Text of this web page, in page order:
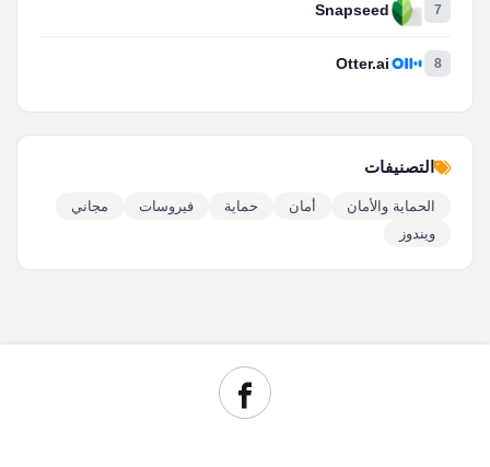
7
Snapseed
8
Otter.ai
التصنيفات
الحماية والأمان أمان حماية فيروسات
مجاني
ويندوز